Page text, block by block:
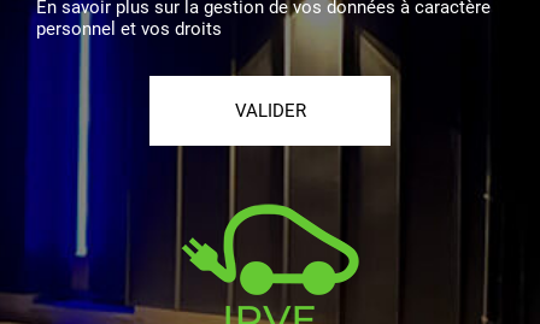
En savoir plus sur la gestion de vos données à caractère
personnel et vos droits
VALIDER